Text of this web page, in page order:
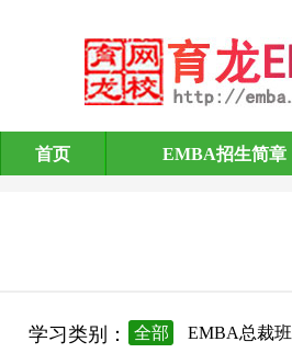
EMBA招生简章
首页 EMBA招生简章
学习类别： 全部 EMBA总裁班